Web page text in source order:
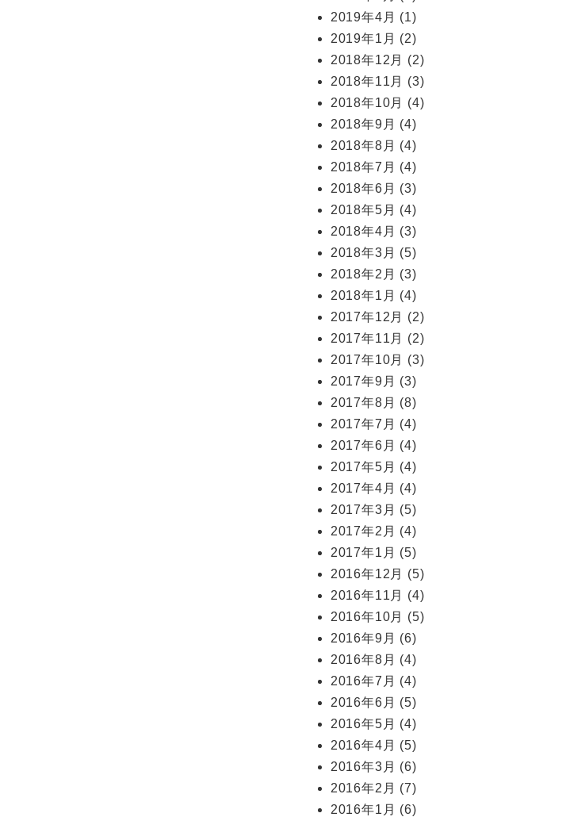
2019年4月 (1)
2019年1月 (2)
2018年12月
(2)
2018年11月
(3)
2018年10月
(4)
2018年9月 (4)
2018年8月 (4)
2018年7月 (4)
2018年6月 (3)
2018年5月 (4)
2018年4月 (3)
2018年3月 (5)
2018年2月 (3)
2018年1月 (4)
2017年12月
(2)
2017年11月
(2)
2017年10月
(3)
2017年9月 (3)
2017年8月 (8)
2017年7月 (4)
2017年6月 (4)
2017年5月 (4)
2017年4月 (4)
2017年3月 (5)
2017年2月 (4)
2017年1月 (5)
2016年12月
(5)
2016年11月
(4)
2016年10月
(5)
2016年9月 (6)
2016年8月 (4)
2016年7月 (4)
2016年6月 (5)
2016年5月 (4)
2016年4月 (5)
2016年3月 (6)
2016年2月 (7)
2016年1月 (6)